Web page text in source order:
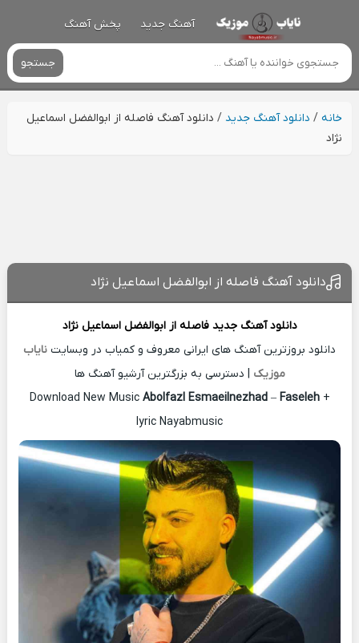
آهنگ جدید پخش آهنگ
جستجو
خانه/ دانلود آهنگ جدید / دانلود آهنگ فاصله از ابوالفضل اسماعیل
نژاد
دانلود آهنگ فاصله از ابوالفضل اسماعیل نژاد
دانلود آهنگ جدید فاصله ازابوالفضل اسماعیل نژاد
دانلود بروزترین آهنگ های ایرانی معروف و کمیاب در وبسایت نایاب
موزیک | دسترسی به بزرگترین آرشیو آهنگ ها
Download New Music Abolfazl Esmaeilnezhad– Faseleh+
lyric Nayabmusic